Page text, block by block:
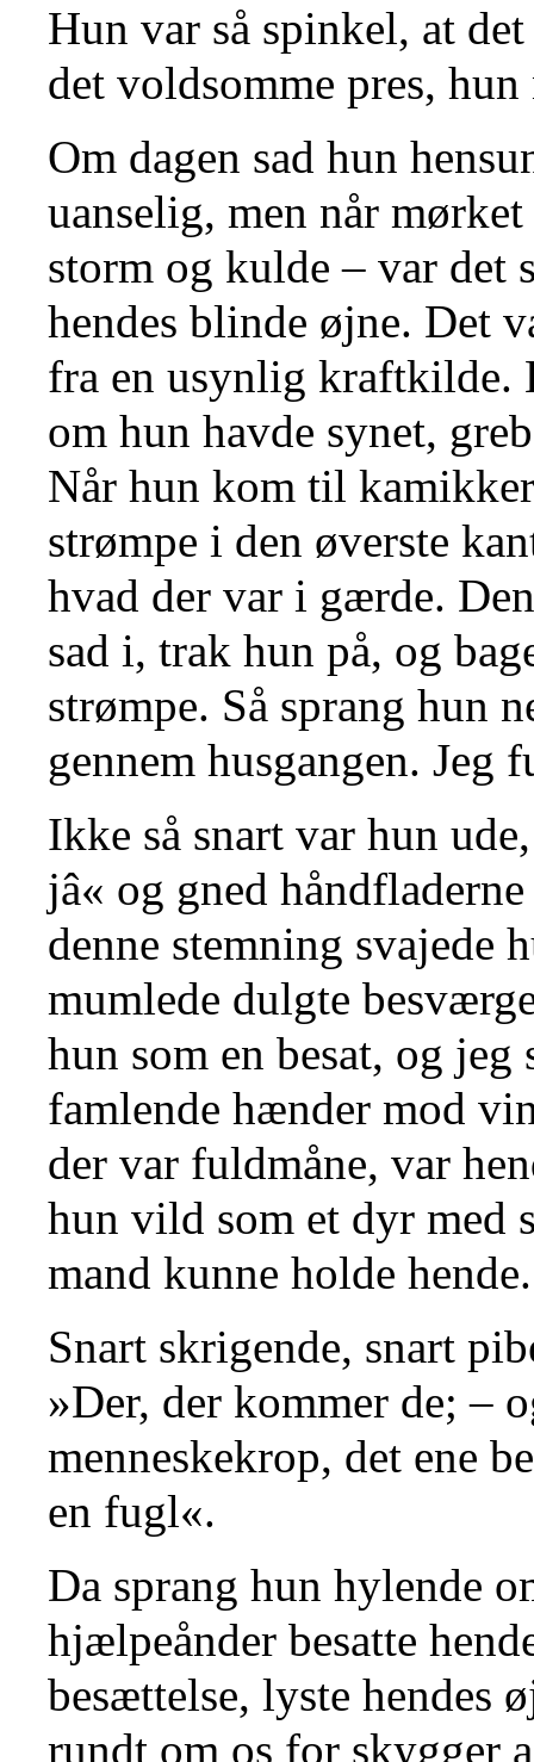
Hun var så spinkel, at
det voldsomme pres,
Om dagen sad hun
uanselig, men når
storm og kulde – var det
hendes blinde øjne. Det
fra en usynlig kraftkilde.
om hun havde synet,
Når hun kom til
strømpe i den øverste
hvad der var i gærde.
sad i, trak hun på, og
strømpe. Så sprang hun
gennem husgangen. Jeg
Ikke så snart var hun
jâ« og gned
denne stemning svajede
mumlede dulgte
hun som en besat, og
famlende hænder mod
der var fuldmåne, var
hun vild som et dyr med
mand kunne holde hende.
Snart skrigende, snart
»Der, der kommer de; –
menneskekrop, det ene
en fugl«.
Da sprang hun hylende
hjælpeånder besatte
besættelse, lyste hendes
rundt om os for skygger